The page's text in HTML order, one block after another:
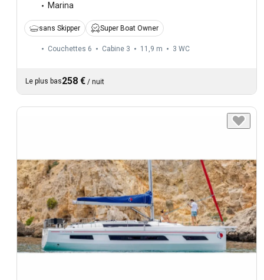
Marina
sans Skipper Super Boat Owner
Couchettes 6 Cabine 3 11,9 m 3 WC
Le plus bas258 € / nuit